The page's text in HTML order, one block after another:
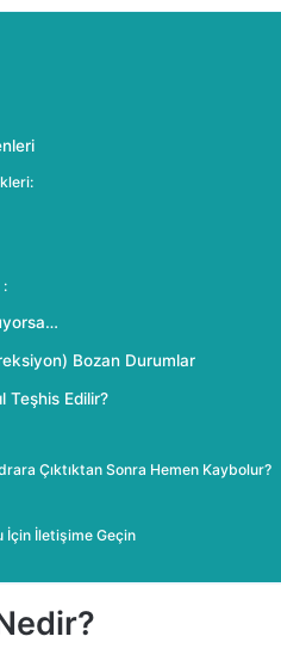
:
Bozan Durumlar
Teşhis Edilir?
Çıktıktan Sonra Hemen Kaybolur?
İçin İletişime Geçin